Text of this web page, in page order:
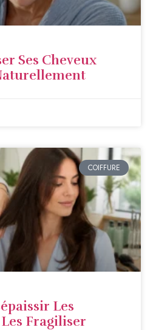
Ses Cheveux
COIFFURE
Les
Fragiliser